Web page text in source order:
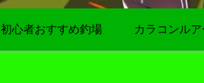
初心者おすすめ釣場 カラコンル